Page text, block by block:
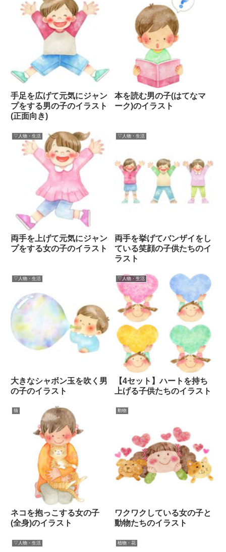
手足を広げて元気にジャン
プをする男の子のイラスト
(正面向き)
本を読む男の子(はてなマ
ーク)のイラスト
▽人物・生活
両手を上げて元気にジャン
プをする女の子のイラスト
▽人物・生活
両手を挙げてバンザイをし
ている笑顔の子供たちのイ
ラスト
▽人物・生活
大きなシャボン玉を吹く男
の子のイラスト
▽人物・生活
【4セット】ハートを持ち
上げる子供たちのイラスト
猫
ネコを抱っこする女の子
(全身)のイラスト
動物
ワクワクしている女の子と
動物たちのイラスト
▽人物・生活 植物・花